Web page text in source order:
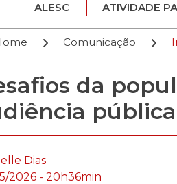
ALESC ATIVIDADE
Comunicação
da
Dias
2026 - 20h36min